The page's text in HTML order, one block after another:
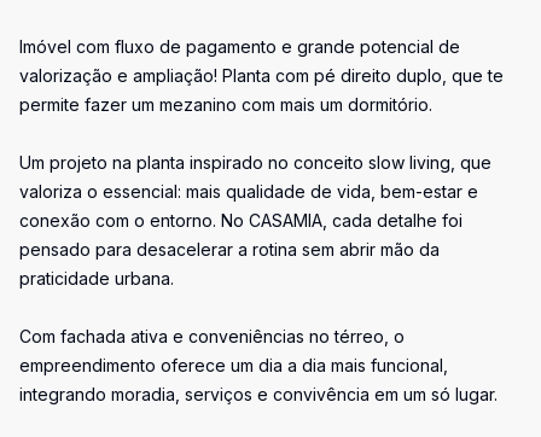
Imóvel com fluxo de pagamento e grande potencial de
valorização e ampliação! Planta com pé direito duplo, que te
permite fazer um mezanino com mais um dormitório.
Um projeto na planta inspirado no conceito slow living, que
valoriza o essencial: mais qualidade de vida, bem-estar e
conexão com o entorno. No CASAMIA, cada detalhe foi
pensado para desacelerar a rotina sem abrir mão da
praticidade urbana.
Com fachada ativa e conveniências no térreo, o
empreendimento oferece um dia a dia mais funcional,
integrando moradia, serviços e convivência em um só lugar.